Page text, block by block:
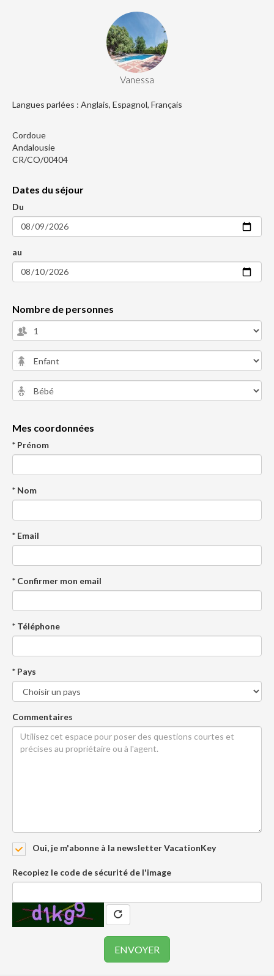
Vanessa
Langues parlées : Anglais, Espagnol, Français
Cordoue
Andalousie
CR/CO/00404
Dates du séjour
Du
au
Nombre de personnes
Mes coordonnées
* Prénom
* Nom
* Email
* Confirmer mon email
* Téléphone
* Pays
Commentaires
Oui, je m'abonne à la newsletter VacationKey
Recopiez le code de sécurité de l'image